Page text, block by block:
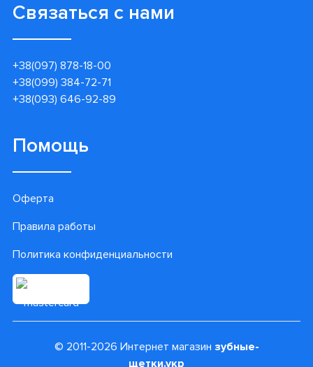
Связаться с нами
+38(097) 878-18-00
+38(099) 384-72-71
+38(093) 646-92-89
Помощь
Оферта
Правила работы
Политика конфиденциальности
© 2011-2026 Интернет магазин зубные-
щетки.укр